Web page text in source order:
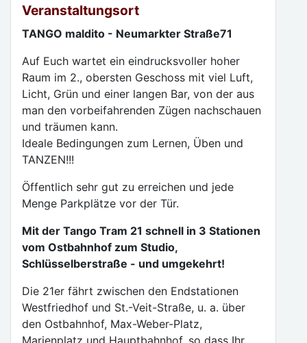
Veranstaltungsort
TANGO maldito - Neumarkter Straße71
Auf Euch wartet ein eindrucksvoller hoher
Raum im 2., obersten Geschoss mit viel Luft,
Licht, Grün und einer langen Bar, von der aus
man den vorbeifahrenden Zügen nachschauen
und träumen kann.
Ideale Bedingungen zum Lernen, Üben und
TANZEN!!!
Öffentlich sehr gut zu erreichen und jede
Menge Parkplätze vor der Tür.
Mit der Tango Tram 21 schnell in 3 Stationen
vom Ostbahnhof zum Studio,
Schlüsselberstraße - und umgekehrt!
Die 21er fährt zwischen den Endstationen
Westfriedhof und St.-Veit-Straße, u. a. über
den Ostbahnhof, Max-Weber-Platz,
Marienplatz und Hauptbahnhof, so dass Ihr